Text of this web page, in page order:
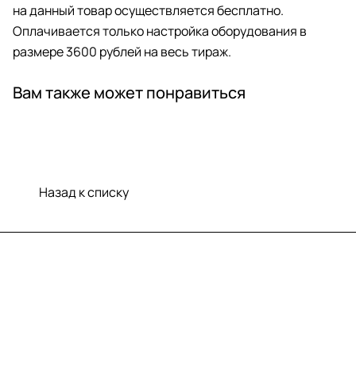
на данный товар осуществляется бесплатно.
Оплачивается только настройка оборудования в
размере 3600 рублей на весь тираж.
Вам также может понравиться
Назад к списку